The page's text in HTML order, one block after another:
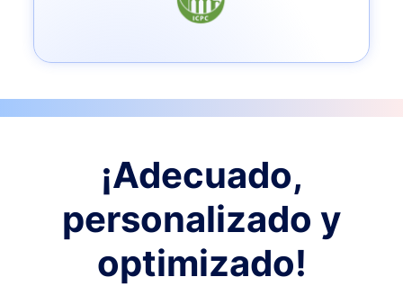
¡Adecuado,
personalizado y
optimizado!